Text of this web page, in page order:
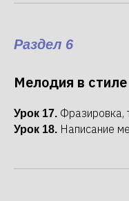
Раздел 6
Мелодия в
Урок 17. Фразировка,
Урок 18. Написание